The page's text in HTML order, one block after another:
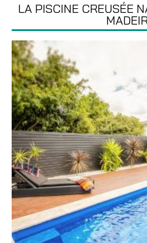
LA PISCINE CREUSÉE